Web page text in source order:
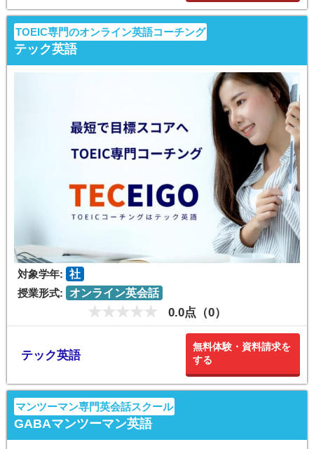
TOEIC専門のオンライン英語コーチング
テック英語
対象学年: 社
授業形式:
オンライン英会話
0.0点（0）
テック英語
無料体験・資料請求を
する
マンツーマン専門英会話スクール
GABAマンツーマン英語